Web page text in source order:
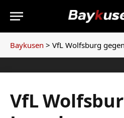
Baykusen > VfL Wolfsburg gegen
VfL